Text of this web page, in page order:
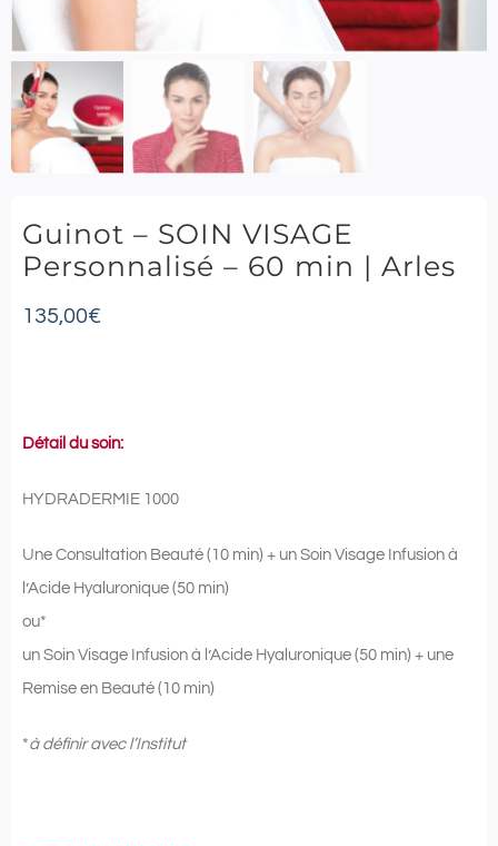
Guinot – SOIN VISAGE
Personnalisé – 60 min | Arles
135,00€
Détail du soin:
HYDRADERMIE 1000
Une Consultation Beauté (10 min) + un Soin Visage Infusion à
l’Acide Hyaluronique (50 min)
ou*
un Soin Visage Infusion à l’Acide Hyaluronique (50 min) + une
Remise en Beauté (10 min)
*à définir avec l’Institut